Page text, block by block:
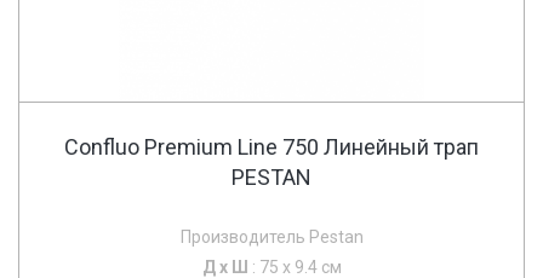
Confluo Premium Line 750 Линейный трап
PESTAN
Производитель Pestan
Д х Ш : 75 x 9.4 см